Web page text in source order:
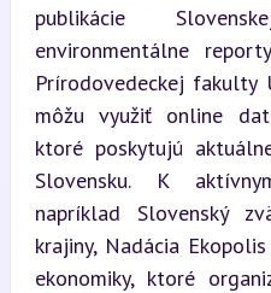
publikácie
environmentálne
Prírodovedeckej fakulty
môžu využiť online
ktoré poskytujú
Slovensku. K
napríklad Slovenský
krajiny, Nadácia
ekonomiky, ktoré